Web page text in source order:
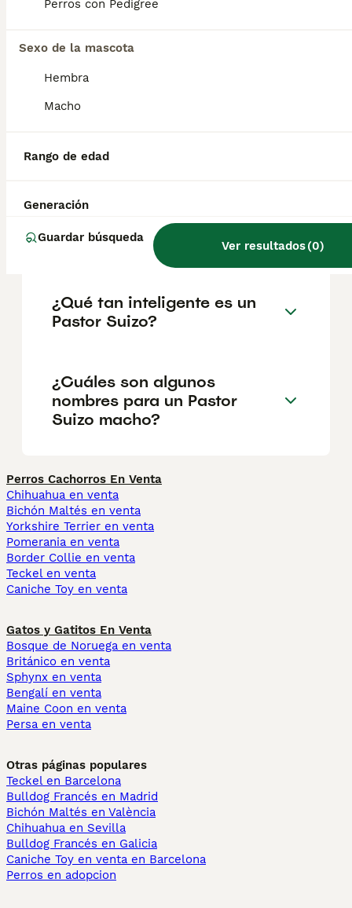
Perros con Pedigree
Sexo de la mascota
Hembra
Macho
Rango de edad
Generación
Guardar búsqueda
Ver resultados(0)
ubicación.
¿Cuáles son las
¿Cuáles son las
características del pastor
blanco suizo?
¿Qué tan inteligente es un
Pastor Suizo?
¿Cuáles son algunos
nombres para un Pastor
Suizo macho?
Perros Cachorros En Venta
Chihuahua en venta
Bichón Maltés en venta
Yorkshire Terrier en venta
Pomerania en venta
Border Collie en venta
Teckel en venta
Caniche Toy en venta
Gatos y Gatitos En Venta
Bosque de Noruega en venta
Británico en venta
Sphynx en venta
Bengalí en venta
Maine Coon en venta
Persa en venta
Otras páginas populares
Teckel en Barcelona
Bulldog Francés en Madrid
Bichón Maltés en València
Chihuahua en Sevilla
Bulldog Francés en Galicia
Caniche Toy en venta en Barcelona
Perros en adopcion